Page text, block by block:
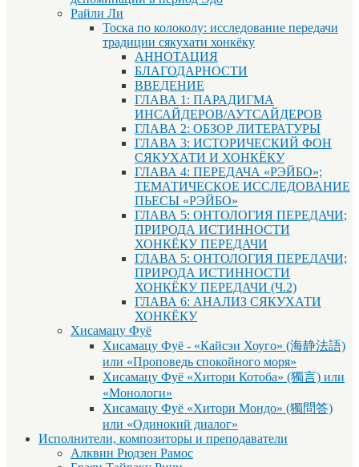
Райли Ли
Тоска по колоколу: исследование передачи
традиции сякухати хонкёку
АННОТАЦИЯ
БЛАГОДАРНОСТИ
ВВЕДЕНИЕ
ГЛАВА 1: ПАРАДИГМА
ИНСАЙДЕРОВ/АУТСАЙДЕРОВ
ГЛАВА 2: ОБЗОР ЛИТЕРАТУРЫ
ГЛАВА 3: ИСТОРИЧЕСКИЙ ФОН
СЯКУХАТИ И ХОНКЁКУ
ГЛАВА 4: ПЕРЕДАЧА «РЭЙБО»;
ТЕМАТИЧЕСКОЕ ИССЛЕДОВАНИЕ
ПЬЕСЫ «РЭЙБО»
ГЛАВА 5: ОНТОЛОГИЯ ПЕРЕДАЧИ;
ПРИРОДА ИСТИННОСТИ
ХОНКЁКУ ПЕРЕДАЧИ
ГЛАВА 5: ОНТОЛОГИЯ ПЕРЕДАЧИ;
ПРИРОДА ИСТИННОСТИ
ХОНКЁКУ ПЕРЕДАЧИ (Ч.2)
ГЛАВА 6: АНАЛИЗ СЯКУХАТИ
ХОНКЁКУ
Хисамацу Фуё
Хисамацу Фуё - «Кайсэи Хоуго» (海静法語)
или «Проповедь спокойного моря»
Хисамацу Фуё «Хитори Котоба» (獨言) или
«Монологи»
Хисамацу Фуё «Хитори Мондо» (獨問答)
или «Одинокий диалог»
Исполнители, композиторы и преподаватели
Алквин Рюдзен Рамос